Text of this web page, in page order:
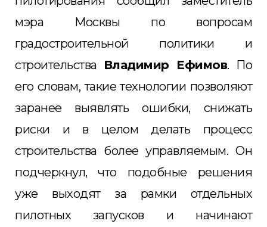
мэра Москвы по вопросам
градостроительной политики и
строительства Владимир Ефимов. По
его словам, такие технологии позволяют
заранее выявлять ошибки, снижать
риски и в целом делать процесс
строительства более управляемым. Он
подчеркнул, что подобные решения
уже выходят за рамки отдельных
пилотных запусков и начинают